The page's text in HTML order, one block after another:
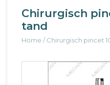
Chirurgisch
tand
Home /Chirurgisch pincet